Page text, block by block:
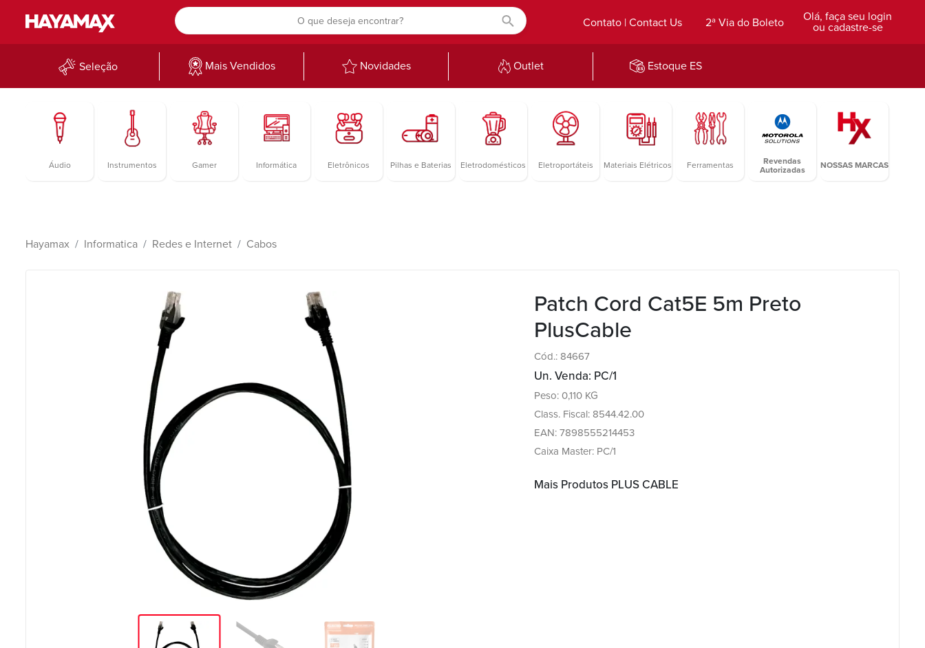
Olá, faça seu login
ou cadastre-se
2ª Via do Boleto
Contato | Contact Us
Seleção Mais Vendidos Novidades Outlet Estoque ES
Áudio Instrumentos Gamer Informática Eletrônicos Pilhas e Baterias Eletrodomésticos Eletroportáteis Materiais Elétricos Ferramentas
Revendas
Autorizadas
NOSSAS MARCAS
Hayamax Informatica Redes e Internet Cabos
Patch Cord Cat5E 5m Preto
PlusCable
Cód.: 84667
Un. Venda: PC/1
Peso: 0,110 KG
Class. Fiscal: 8544.42.00
EAN: 7898555214453
Caixa Master: PC/1
Mais Produtos PLUS CABLE